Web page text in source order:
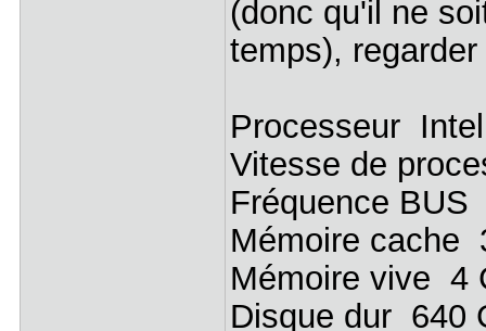
(donc qu'il ne
temps),
Processeur
Vitesse de
Fréquence BUS
Mémoire cache
Mémoire vive 4
Disque dur 640